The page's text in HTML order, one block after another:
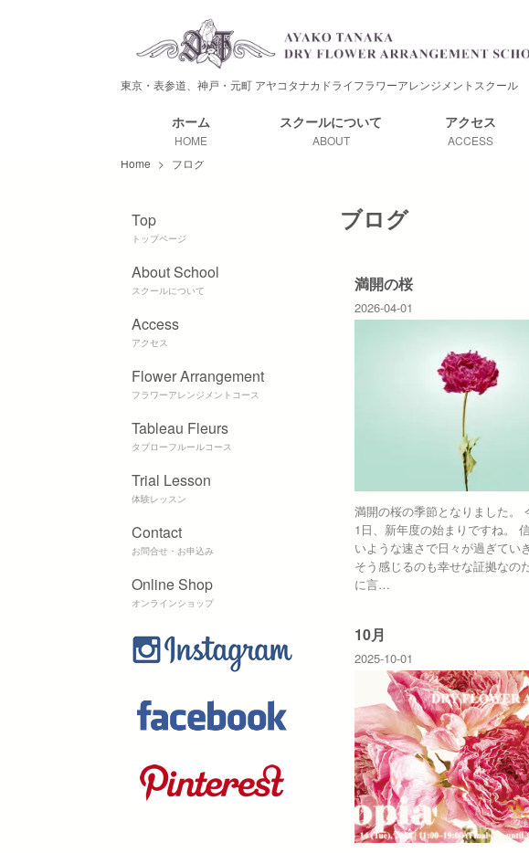
東京・表参道、神戸・元町 アヤコタナカドライフラワーアレンジメントスクール
ホーム
HOME
スクールについて
ABOUT
アクセス
ACCESS
Home > ブログ
ブログ
満開の桜
2026-04-01
満開の桜の季節となりました。
1日、新年度の始まりですね。
いような速さで日々が過ぎてい
そう感じるのも幸せな証拠なの
に言…
10月
2025-10-01
Top
トップページ
About School
スクールについて
Access
アクセス
Flower Arrangement
フラワーアレンジメントコース
Tableau Fleurs
タブローフルールコース
Trial Lesson
体験レッスン
Contact
お問合せ・お申込み
Online Shop
オンラインショップ